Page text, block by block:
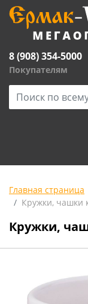
8 (908) 354-5000
Покупателям
Главная страница
Кружки, чашки
Кружки,